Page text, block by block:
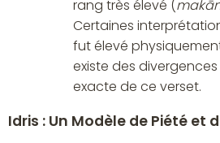
rang très élevé (
Certaines
fut élevé
existe des
exacte de ce verset.
Idris : Un Modèle de Piété et